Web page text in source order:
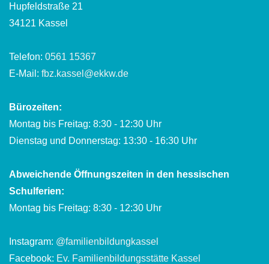
Hupfeldstraße 21
34121 Kassel
Telefon: 0561 15367
E-Mail: fbz.kassel@ekkw.de
Bürozeiten:
Montag bis Freitag: 8:30 - 12:30 Uhr
Dienstag und Donnerstag: 13:30 - 16:30 Uhr
Abweichende Öffnungszeiten in den hessischen
Schulferien:
Montag bis Freitag: 8:30 - 12:30 Uhr
Instagram: @familienbildungkassel
Facebook: Ev. Familienbildungsstätte Kassel